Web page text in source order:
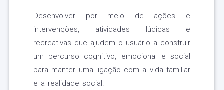
Desenvolver por meio de ações e
intervenções, atividades lúdicas e
recreativas que ajudem o usuário a construir
um percurso cognitivo, emocional e social
para manter uma ligação com a vida familiar
e a realidade social.